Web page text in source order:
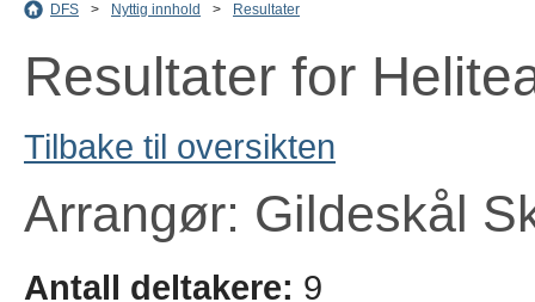
DFS > Nyttig innhold > Resultater
Resultater for
Tilbake til oversikten
Arrangør: Gildeskål
Antall deltakere: 9